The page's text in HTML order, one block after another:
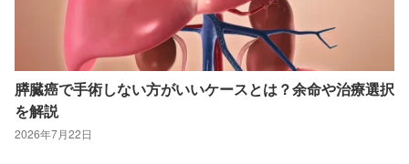
膵臓癌で手術しない方がいいケースとは？余命や治療選択
を解説
2026年7月22日